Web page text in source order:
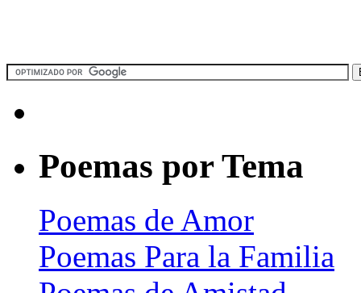
Poemas por Tema
Poemas de Amor
Poemas Para la Familia